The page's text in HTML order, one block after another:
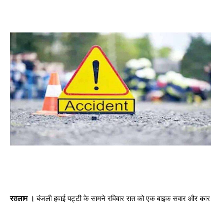
रतलाम । बंजली हवाई पट्टी के सामने रविवार रात को एक बाइक सवार और कार